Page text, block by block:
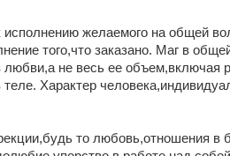
желаемого на общей
того,что заказано. Маг в
не весь ее
Характер
то любовь,отношения